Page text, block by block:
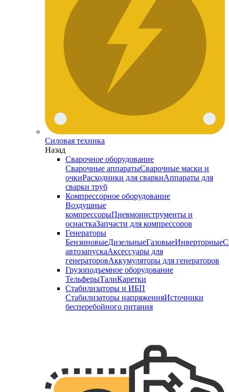
Силовая техника
Назад
Сварочное оборудование
Сварочные аппаратыСварочные маски и
очкиРасходники для сваркиАппараты для
сварки труб
Компрессорное оборудование
Воздушные
компрессорыПневмоинструменты и
оснасткаЗапчасти для компрессоров
Генераторы
БензиновыеДизельныеГазовыеИнверторные
автозапускаАксессуары для
генераторовАккумуляторы для генераторов
Грузоподъемное оборудование
ТельферыТалиКаретки
Стабилизаторы и ИБП
Стабилизаторы напряженияИсточники
бесперебойного питания